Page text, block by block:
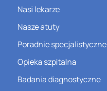
Nasi lekarze
Nasze atuty
Poradnie specjalistyczne
Opieka szpitalna
Badania diagnostyczne